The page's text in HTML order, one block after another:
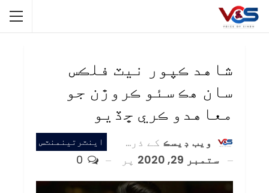
شاهد ڪپور نيٽ فلڪس
سان هڪ سئو ڪروڙن جو
معاهدو ڪري ڇڏيو
اينٽرتينمنٽس ويب ڊيسڪ کے ذریعہ
ستمبر 29, 2020
پر